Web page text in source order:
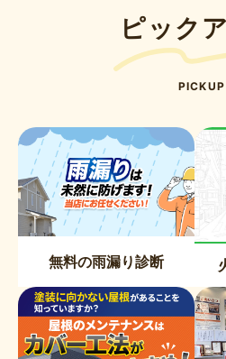
ピック
PICKUP
無料の雨漏り診断